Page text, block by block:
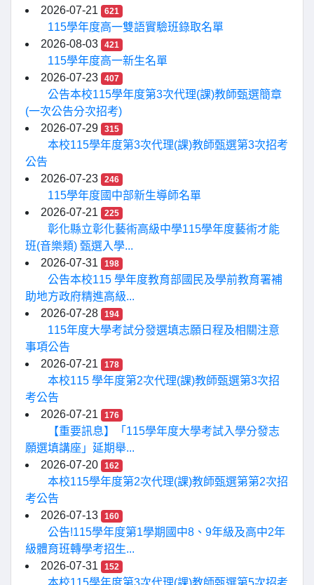
2026-07-21
621
115學年度高一雙語實驗班錄取名單
2026-08-03
421
115學年度高一新生名單
2026-07-23
407
公告本校115學年度第3次代理(課)教師甄選簡章
(一次公告分次招考)
2026-07-29
315
本校115學年度第3次代理(課)教師甄選第3次招考
公告
2026-07-23
246
115學年度國中部新生導師名單
2026-07-21
225
彰化縣立彰化藝術高級中學115學年度藝術才能
班(音樂類) 甄選入學...
2026-07-31
198
公告本校115 學年度教育部國民及學前教育署補
助地方政府精進高級...
2026-07-28
194
115年度大學考試分發選填志願日程及相關注意
事項公告
2026-07-21
178
本校115 學年度第2次代理(課)教師甄選第3次招
考公告
2026-07-21
176
【重要訊息】「115學年度大學考試入學分發志
願選填講座」延期舉...
2026-07-20
162
本校115學年度第2次代理(課)教師甄選第第2次招
考公告
2026-07-13
160
公告!115學年度第1學期國中8、9年級及高中2年
級體育班轉學考招生...
2026-07-31
152
本校115學年度第3次代理(課)教師甄選第5次招考